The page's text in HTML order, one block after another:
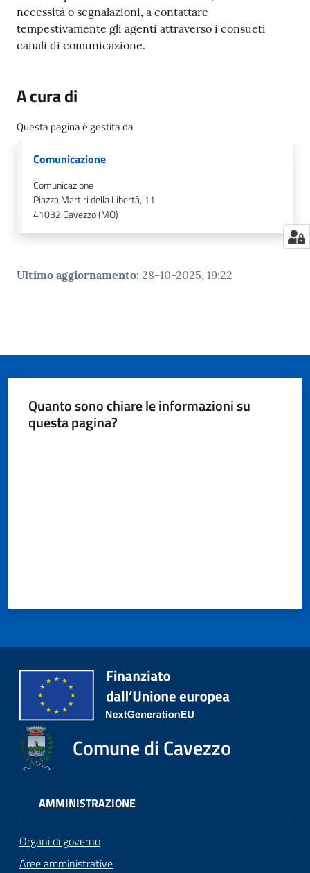
necessità o segnalazioni, a contattare
tempestivamente gli agenti attraverso i consueti
canali di comunicazione.
A cura di
Questa pagina è gestita da
Comunicazione
Comunicazione
Piazza Martiri della Libertà, 11
41032Cavezzo (MO)
Ultimo aggiornamento: 28-10-2025, 19:22
Quanto sono chiare le informazioni su
questa pagina?
Comune di Cavezzo
AMMINISTRAZIONE
Organi di governo
Aree amministrative